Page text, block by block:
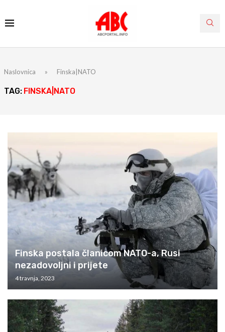
Naslovnica » Finska|NATO
TAG: FINSKA|NATO
Finska postala članicom NATO-a, Rusi
nezadovoljni i prijete
4 travnja, 2023